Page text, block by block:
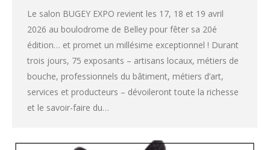
Le salon BUGEY EXPO revient les 17, 18 et 19 avril
2026 au boulodrome de Belley pour fêter sa 20é
édition… et promet un millésime exceptionnel ! Durant
trois jours, 75 exposants – artisans locaux, métiers de
bouche, professionnels du bâtiment, métiers d’art,
services et producteurs – dévoileront toute la richesse
et le savoir-faire du…